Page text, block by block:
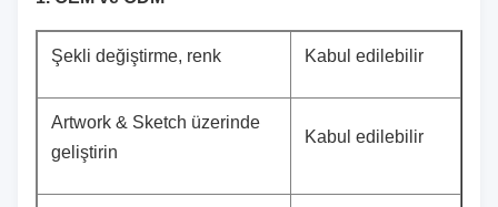
Şekli değiştirme, renk Kabul edilebilir
Artwork & Sketch üzerinde
geliştirin
Kabul edilebilir